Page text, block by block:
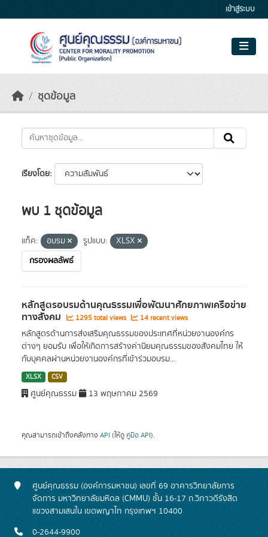
เข้าสู่ระบบ
ชุดข้อมูล
เรียงโดย
พบ 1 ชุดข้อมูล
แท็ค: อบรม รูปแบบ:
XLSX
กรองผลลัพธ์
หลักสูตรอบรมด้านคุณธรรมเพื่อพัฒนาศักยภาพเครือข่าย
ทางสังคม 1295 total views 14 recent views
หลักสูตรด้านการส่งเสริมคุณธรรมของประเทศที่หน่วยงานองค์กร
ต่างๆ ยอมรับ เพื่อให้เกิดการสร้างค่านิยมคุณธรรมของสังคมไทย ให้
กับบุคคลผ่านหน่วยงานองค์กรที่เข้าร่วมอบรม...
XLSX CSV
ศูนย์คุณธรรม 13 พฤษภาคม 2569
คุณสามารถเข้าถึงคลังทาง API (ให้ดู คู่มือ API).
ศูนย์คุณธรรม (องค์การมหาชน) เลขที่ 69 อาคารวิทยาลัยการ
จัดการ มหาวิทยาลัยมหิดล (CMMU) ชั้น 16-17 ถ.วิภาวดีรังสิต
แขวงสามเสนใน เขตพญาไท กรุงเทพฯ 10400
0-2644-9900